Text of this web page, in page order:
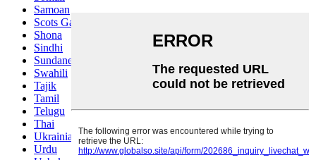
Samoan
Scots Gaelic
Shona
Sindhi
Sundanese
Swahili
Tajik
Tamil
Telugu
Thai
Ukrainian
Urdu